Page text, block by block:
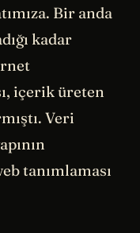
Bir anda
kadar
içerik üreten
Veri
tanımlaması